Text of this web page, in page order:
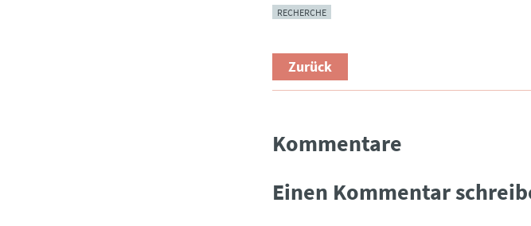
RECHERCHE
Zurück
Kommentare
Einen Kommentar